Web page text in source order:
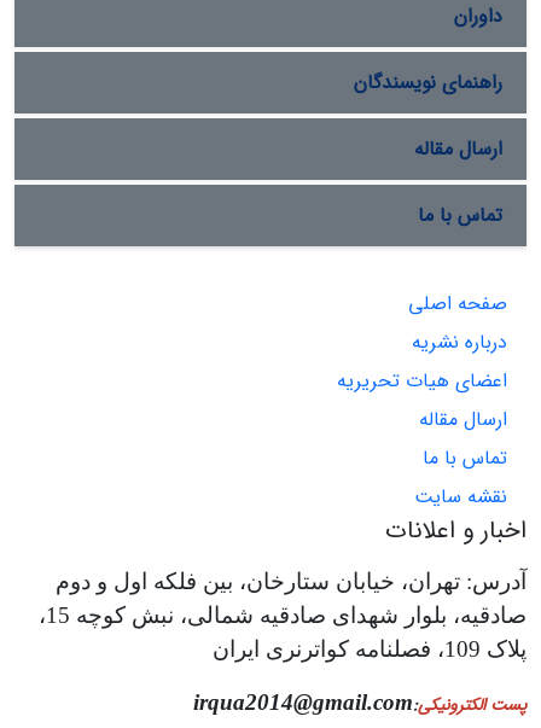
داوران
راهنمای نویسندگان
ارسال مقاله
تماس با ما
صفحه اصلی
درباره نشریه
اعضای هیات تحریریه
ارسال مقاله
تماس با ما
نقشه سایت
اخبار و اعلانات
آدرس: تهران، خیابان ستارخان، بین فلکه اول و دوم
صادقیه، بلوار شهدای صادقیه شمالی، نبش کوچه 15،
پلاک 109، فصلنامه کواترنری ایران
پست الکترونیکی:
irqua2014@gmail.com